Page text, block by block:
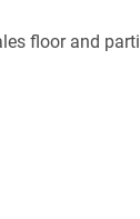
floor and